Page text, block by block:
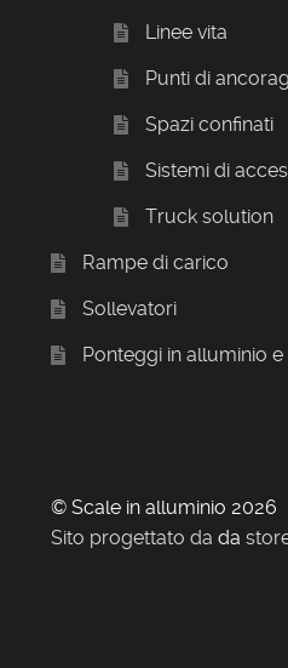
Linee vita
Punti di
Spazi confinati
Sistemi di
Truck solution
Rampe di carico
Sollevatori
Ponteggi in alluminio e
© Scale in alluminio 2026
Sito progettato da da